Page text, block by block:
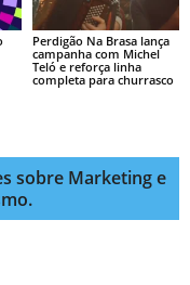
Perdigão Na Brasa lança
campanha com Michel
Teló e reforça linha
completa para churrasco
sobre Marketing e